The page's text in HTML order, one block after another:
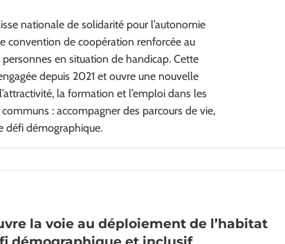
nationale de solidarité pour l’autonomie
convention de coopération renforcée au
en situation de handicap. Cette
depuis 2021 et ouvre une nouvelle
la formation et l’emploi dans les
: accompagner des parcours de vie,
défi démographique.
la voie au déploiement de l’habitat